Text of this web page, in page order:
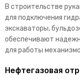
В строительстве
для подключения
экскаваторы,
обеспечивают
для работы
Нефтегазовая